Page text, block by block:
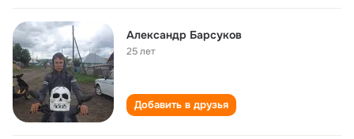
Александр Барсуков
25 лет
Добавить в друзья